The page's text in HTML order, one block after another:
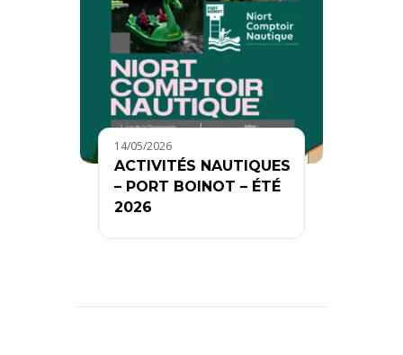
14/05/2026
ACTIVITÉS NAUTIQUES
– PORT BOINOT – ÉTÉ
2026